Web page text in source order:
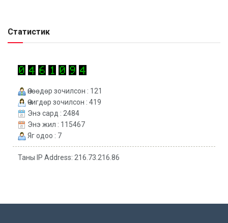
Статистик
Өнөөдөр зочилсон : 121
Өчигдөр зочилсон : 419
Энэ сард : 2484
Энэ жил : 115467
Яг одоо : 7
Таны IP Address: 216.73.216.86